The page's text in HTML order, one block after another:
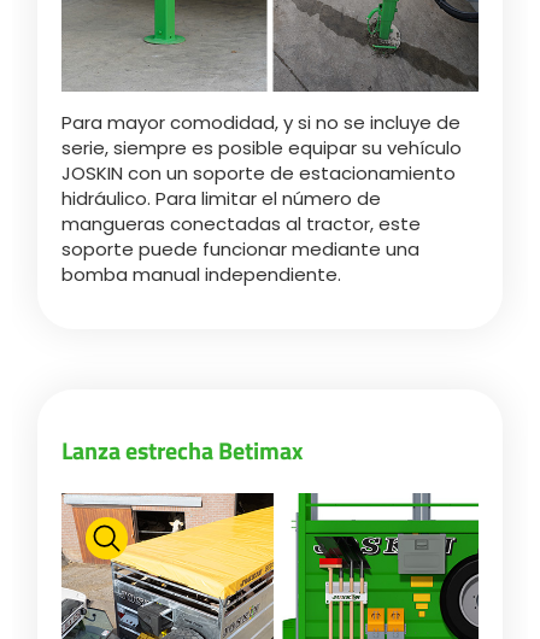
Türk
العربية
رسید ن
Para mayor comodidad, y si no se incluye de
serie, siempre es posible equipar su vehículo
JOSKIN con un soporte de estacionamiento
hidráulico. Para limitar el número de
mangueras conectadas al tractor, este
soporte puede funcionar mediante una
bomba manual independiente.
Lanza estrecha Betimax